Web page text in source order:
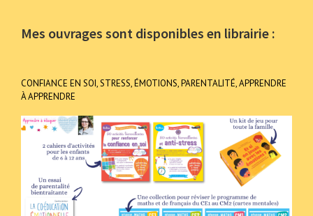
Mes ouvrages sont disponibles en librairie :
CONFIANCE EN SOI, STRESS, ÉMOTIONS, PARENTALITÉ, APPRENDRE
À APPRENDRE